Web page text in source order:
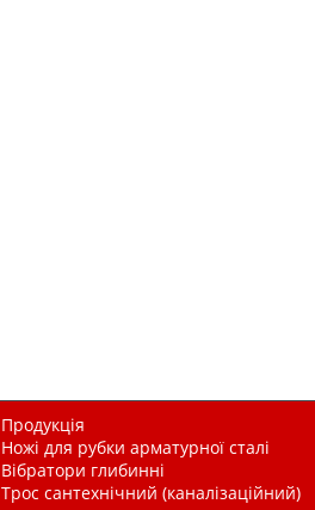
Продукція
Ножі для рубки арматурної сталі
Вібратори глибинні
Трос сантехнічний (каналізаційний)